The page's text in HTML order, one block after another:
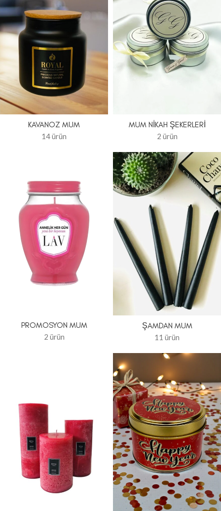
KAVANOZ MUM
14 ürün
MUM NIKAH ŞEKERLERI
2 ürün
PROMOSYON MUM
2 ürün
ŞAMDAN MUM
11 ürün